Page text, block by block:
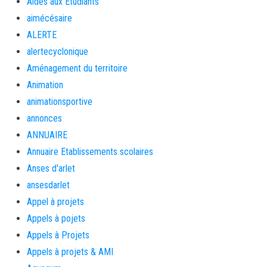
aimécésaire
ALERTE
alertecyclonique
Aménagement du territoire
Animation
animationsportive
annonces
ANNUAIRE
Annuaire Etablissements scolaires
Anses d'arlet
ansesdarlet
Appel à projets
Appels à pojets
Appels à Projets
Appels à projets & AMI